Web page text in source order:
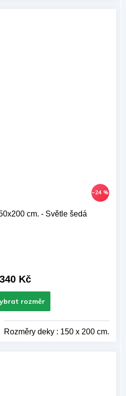
–24 %
cm. - Světle šedá
340 Kč
Rozměry deky : 150 x 200 cm.